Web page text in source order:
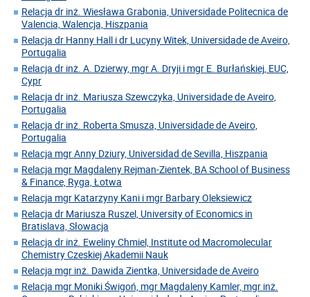
Relacja dr inż. Wiesława Grabonia, Universidade Politecnica de
Valencia, Walencja, Hiszpania
Relacja dr Hanny Hall i dr Lucyny Witek, Universidade de Aveiro,
Portugalia
Relacja dr inż. A. Dzierwy, mgr A. Dryji i mgr E. Burłańskiej, EUC,
Cypr
Relacja dr inż. Mariusza Szewczyka, Universidade de Aveiro,
Portugalia
Relacja dr inż. Roberta Smusza, Universidade de Aveiro,
Portugalia
Relacja mgr Anny Dziury, Universidad de Sevilla, Hiszpania
Relacja mgr Magdaleny Rejman-Zientek, BA School of Business
& Finance, Ryga, Łotwa
Relacja mgr Katarzyny Kani i mgr Barbary Oleksiewicz
Relacja dr Mariusza Ruszel, University of Economics in
Bratislava, Słowacja
Relacja dr inż. Eweliny Chmiel, Institute od Macromolecular
Chemistry Czeskiej Akademii Nauk
Relacja mgr inż. Dawida Zientka, Universidade de Aveiro
Relacja mgr Moniki Świgoń, mgr Magdaleny Kamler, mgr inż.